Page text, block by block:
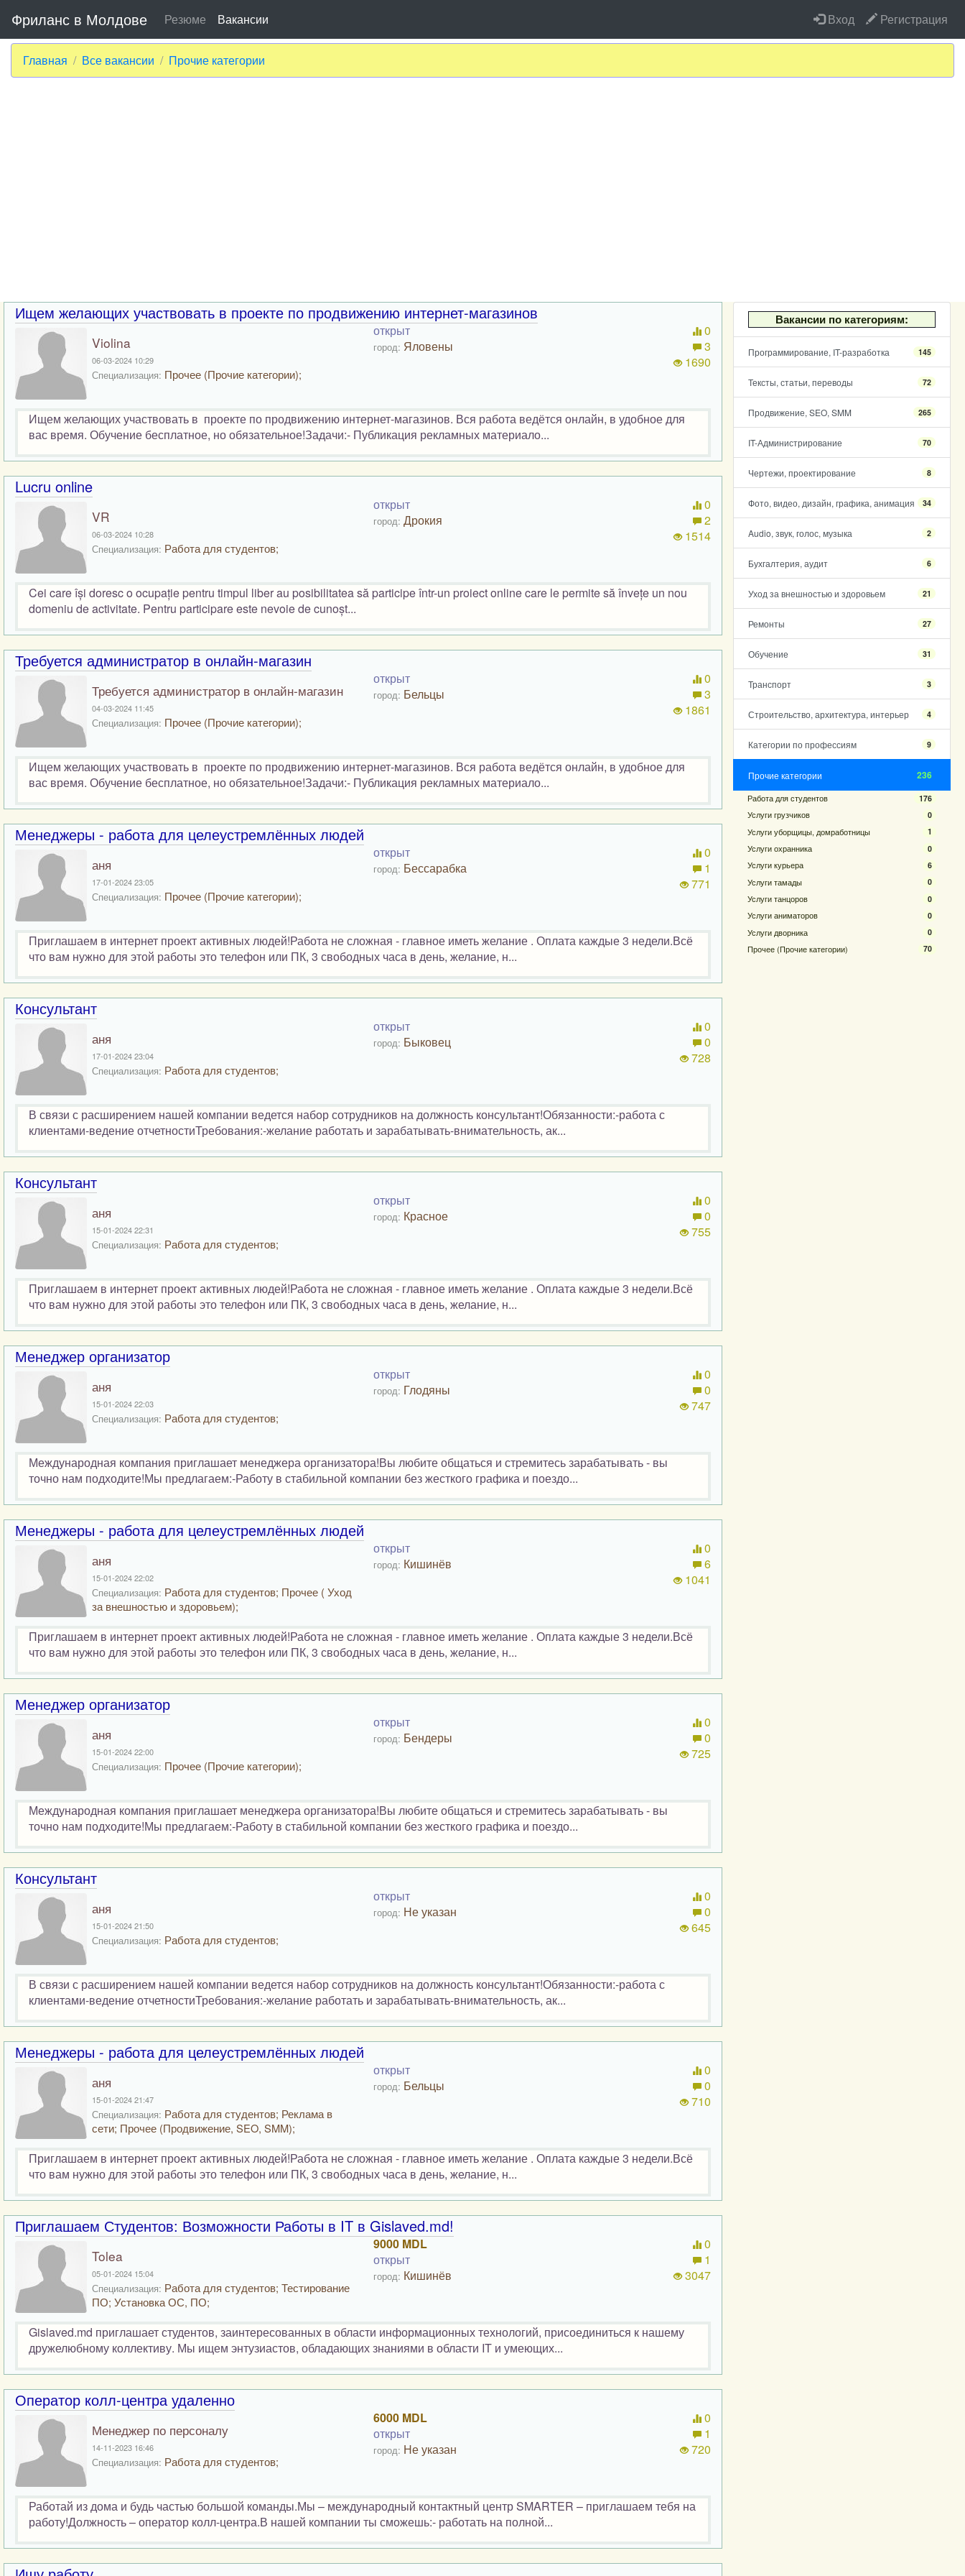
Фриланс в Молдове Резюме Вакансии Вход Регистрация
Главная Все вакансии Прочие категории
Вакансии по категориям:
Программирование, IT-разработка 145
Тексты, статьи, переводы 72
Продвижение, SEO, SMM 265
IT-Администрирование 70
Чертежи, проектирование 8
Фото, видео, дизайн, графика, анимация 34
Audio, звук, голос, музыка 2
Бухгалтерия, аудит 6
Уход за внешностью и здоровьем 21
Ремонты 27
Обучение 31
Транспорт 3
Строительство, архитектура, интерьер 4
Категории по профессиям 9
Прочие категории 236
Работа для студентов 176
Услуги грузчиков 0
Услуги уборщицы, домработницы 1
Услуги охранника 0
Услуги курьера 6
Услуги тамады 0
Услуги танцоров 0
Услуги аниматоров 0
Услуги дворника 0
Прочее (Прочие категории) 70
Ищем желающих участвовать в проекте по продвижению интернет-магазинов
Violina
06-03-2024 10:29
Специализация: Прочее (Прочие категории);
открыт
город: Яловены
0
3
1690
Ищем желающих участвовать в проекте по продвижению интернет-магазинов. Вся работа ведётся онлайн, в удобное для
вас время. Обучение бесплатное, но обязательное!Задачи:- Публикация рекламных материало...
Lucru online
VR
06-03-2024 10:28
Специализация: Работа для студентов;
открыт
город: Дрокия
0
2
1514
Cei care își doresc o ocupație pentru timpul liber au posibilitatea să participe într-un proiect online care le permite să învețe un nou
domeniu de activitate. Pentru participare este nevoie de cunoșt...
Требуется администратор в онлайн-магазин
Требуется администратор в онлайн-магазин
04-03-2024 11:45
Специализация: Прочее (Прочие категории);
открыт
город: Бельцы
0
3
1861
Ищем желающих участвовать в проекте по продвижению интернет-магазинов. Вся работа ведётся онлайн, в удобное для
вас время. Обучение бесплатное, но обязательное!Задачи:- Публикация рекламных материало...
Менеджеры - работа для целеустремлённых людей
аня
17-01-2024 23:05
Специализация: Прочее (Прочие категории);
открыт
город: Бессарабка
0
1
771
Приглашаем в интернет проект активных людей!Работа не сложная - главное иметь желание . Оплата каждые 3 недели.Всё
что вам нужно для этой работы это телефон или ПК, 3 свободных часа в день, желание, н...
Консультант
аня
17-01-2024 23:04
Специализация: Работа для студентов;
открыт
город: Быковец
0
0
728
В связи с расширением нашей компании ведется набор сотрудников на должность консультант!Обязанности:-работа с
клиентами-ведение отчетностиТребования:-желание работать и зарабатывать-внимательность, ак...
Консультант
аня
15-01-2024 22:31
Специализация: Работа для студентов;
открыт
город: Красное
0
0
755
Приглашаем в интернет проект активных людей!Работа не сложная - главное иметь желание . Оплата каждые 3 недели.Всё
что вам нужно для этой работы это телефон или ПК, 3 свободных часа в день, желание, н...
Менеджер организатор
аня
15-01-2024 22:03
Специализация: Работа для студентов;
открыт
город: Глодяны
0
0
747
Международная компания приглашает менеджера организатора!Вы любите общаться и стремитесь зарабатывать - вы
точно нам подходите!Мы предлагаем:-Работу в стабильной компании без жесткого графика и поездо...
Менеджеры - работа для целеустремлённых людей
аня
15-01-2024 22:02
Специализация: Работа для студентов; Прочее ( Уход
за внешностью и здоровьем);
открыт
город: Кишинёв
0
6
1041
Приглашаем в интернет проект активных людей!Работа не сложная - главное иметь желание . Оплата каждые 3 недели.Всё
что вам нужно для этой работы это телефон или ПК, 3 свободных часа в день, желание, н...
Менеджер организатор
аня
15-01-2024 22:00
Специализация: Прочее (Прочие категории);
открыт
город: Бендеры
0
0
725
Международная компания приглашает менеджера организатора!Вы любите общаться и стремитесь зарабатывать - вы
точно нам подходите!Мы предлагаем:-Работу в стабильной компании без жесткого графика и поездо...
Консультант
аня
15-01-2024 21:50
Специализация: Работа для студентов;
открыт
город: Не указан
0
0
645
В связи с расширением нашей компании ведется набор сотрудников на должность консультант!Обязанности:-работа с
клиентами-ведение отчетностиТребования:-желание работать и зарабатывать-внимательность, ак...
Менеджеры - работа для целеустремлённых людей
аня
15-01-2024 21:47
Специализация: Работа для студентов; Реклама в
сети; Прочее (Продвижение, SEO, SMM);
открыт
город: Бельцы
0
0
710
Приглашаем в интернет проект активных людей!Работа не сложная - главное иметь желание . Оплата каждые 3 недели.Всё
что вам нужно для этой работы это телефон или ПК, 3 свободных часа в день, желание, н...
Приглашаем Студентов: Возможности Работы в IT в Gislaved.md!
Tolea
05-01-2024 15:04
Специализация: Работа для студентов; Тестирование
ПО; Установка ОС, ПО;
9000 MDL
открыт
город: Кишинёв
0
1
3047
Gislaved.md приглашает студентов, заинтересованных в области информационных технологий, присоединиться к нашему
дружелюбному коллективу. Мы ищем энтузиастов, обладающих знаниями в области IT и умеющих...
Оператор колл-центра удаленно
Менеджер по персоналу
14-11-2023 16:46
Специализация: Работа для студентов;
6000 MDL
открыт
город: Не указан
0
1
720
Работай из дома и будь частью большой команды.Мы – международный контактный центр SMARTER – приглашаем тебя на
работу!Должность – оператор колл-центра.В нашей компании ты сможешь:- работать на полной...